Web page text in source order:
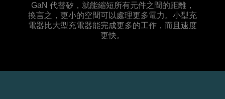
GaN 代替矽，就能縮短所有元件之間的距離，
換言之，更小的空間可以處理更多電力。小型充
電器比大型充電器能完成更多的工作，而且速度
更快。